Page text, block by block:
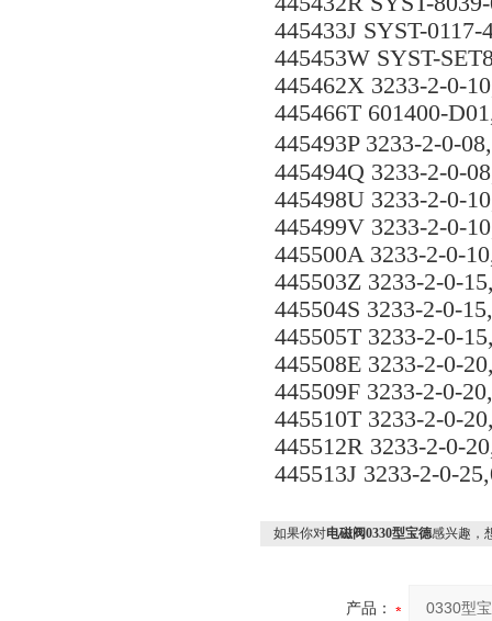
445433J SYST-
445453W SYST-
445462X 3233-2-0-
445466T 601400-
445493P 3233-2-0-
445494Q 3233-2-0-
445498U 3233-2-0-
445499V 3233-2-0-
445500A 3233-2-0-
445503Z 3233-2-0-
445504S 3233-2-0-
445505T 3233-2-0-
445508E 3233-2-0-
445509F 3233-2-0-
445510T 3233-2-0-
445512R 3233-2-0-
445513J 3233-2-0-
如果你对电磁阀0330型宝德感兴趣，
产品：